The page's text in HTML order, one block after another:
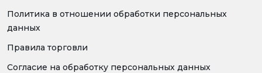
Политика в отношении обработки персональных
данных
Правила торговли
Согласие на обработку персональных данных